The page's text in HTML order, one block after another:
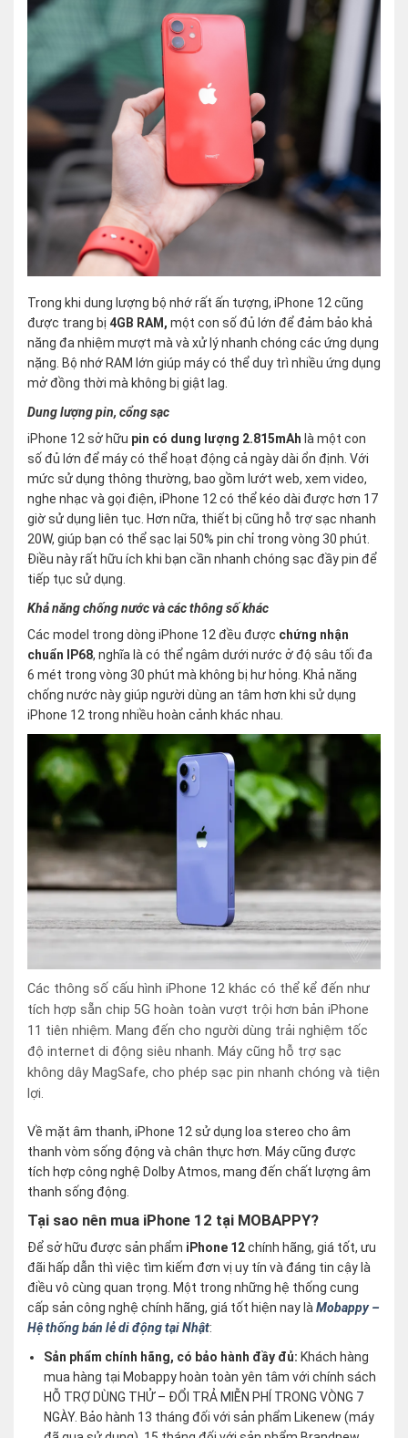
Trong khi dung lượng bộ nhớ rất ấn tượng, iPhone 12 cũng
được trang bị 4GB RAM, một con số đủ lớn để đảm bảo khả
năng đa nhiệm mượt mà và xử lý nhanh chóng các ứng dụng
nặng. Bộ nhớ RAM lớn giúp máy có thể duy trì nhiều ứng dụng
mở đồng thời mà không bị giật lag.
Dung lượng pin, cổng sạc
iPhone 12 sở hữu pin có dung lượng 2.815mAh là một con
số đủ lớn để máy có thể hoạt động cả ngày dài ổn định. Với
mức sử dụng thông thường, bao gồm lướt web, xem video,
nghe nhạc và gọi điện, iPhone 12 có thể kéo dài được hơn 17
giờ sử dụng liên tục. Hơn nữa, thiết bị cũng hỗ trợ sạc nhanh
20W, giúp bạn có thể sạc lại 50% pin chỉ trong vòng 30 phút.
Điều này rất hữu ích khi bạn cần nhanh chóng sạc đầy pin để
tiếp tục sử dụng.
Khả năng chống nước và các thông số khác
Các model trong dòng iPhone 12 đều được chứng nhận
chuẩn IP68, nghĩa là có thể ngâm dưới nước ở độ sâu tối đa
6 mét trong vòng 30 phút mà không bị hư hỏng. Khả năng
chống nước này giúp người dùng an tâm hơn khi sử dụng
iPhone 12 trong nhiều hoàn cảnh khác nhau.
Các thông số cấu hình iPhone 12 khác có thể kể đến như
tích hợp sẵn chip 5G hoàn toàn vượt trội hơn bản iPhone
11 tiên nhiệm. Mang đến cho người dùng trải nghiệm tốc
độ internet di động siêu nhanh. Máy cũng hỗ trợ sạc
không dây MagSafe, cho phép sạc pin nhanh chóng và tiện
lợi.
Về mặt âm thanh, iPhone 12 sử dụng loa stereo cho âm
thanh vòm sống động và chân thực hơn. Máy cũng được
tích hợp công nghệ Dolby Atmos, mang đến chất lượng âm
thanh sống động.
Tại sao nên mua iPhone 12 tại MOBAPPY?
Để sở hữu được sản phẩm iPhone 12chính hãng, giá tốt, ưu
đãi hấp dẫn thì việc tìm kiếm đơn vị uy tín và đáng tin cậy là
điều vô cùng quan trọng. Một trong những hệ thống cung
cấp sản công nghệ chính hãng, giá tốt hiện nay là Mobappy –
Hệ thống bán lẻ di động tại Nhật:
Sản phẩm chính hãng, có bảo hành đầy đủ: Khách hàng
mua hàng tại Mobappy hoàn toàn yên tâm với chính sách
HỖ TRỢ DÙNG THỬ – ĐỔI TRẢ MIỄN PHÍ TRONG VÒNG 7
NGÀY. Bảo hành 13 tháng đối với sản phẩm Likenew (máy